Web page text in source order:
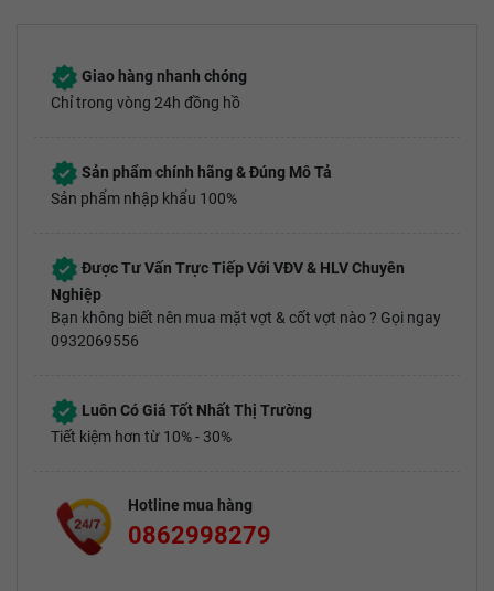
Giao hàng nhanh chóng
Chỉ trong vòng 24h đồng hồ
Sản phẩm chính hãng & Đúng Mô Tả
Sản phẩm nhập khẩu 100%
Được Tư Vấn Trực Tiếp Với VĐV & HLV Chuyên
Nghiệp
Bạn không biết nên mua mặt vợt & cốt vợt nào ? Gọi ngay
0932069556
Luôn Có Giá Tốt Nhất Thị Trường
Tiết kiệm hơn từ 10% - 30%
Hotline mua hàng
0862998279